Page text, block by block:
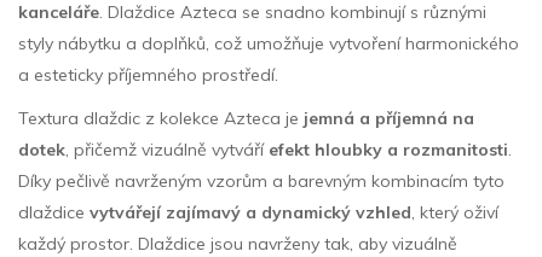
kanceláře. Dlaždice Azteca se snadno kombinují s různými
styly nábytku a doplňků, což umožňuje vytvoření harmonického
a esteticky příjemného prostředí.
Textura dlaždic z kolekce Azteca je jemná a příjemná na
dotek, přičemž vizuálně vytváří efekt hloubky a rozmanitosti.
Díky pečlivě navrženým vzorům a barevným kombinacím tyto
dlaždice vytvářejí zajímavý a dynamický vzhled, který oživí
každý prostor. Dlaždice jsou navrženy tak, aby vizuálně